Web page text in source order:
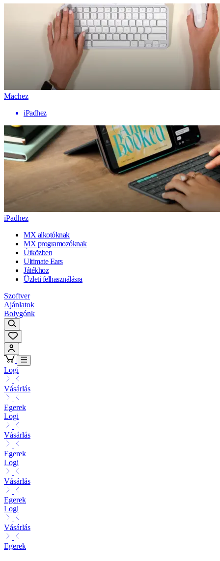
Machez
iPadhez
iPadhez
MX alkotóknak
MX programozóknak
Útközben
Ultimate Ears
Játékhoz
Üzleti felhasználásra
Szoftver
Ajánlatok
Bolygónk
Logi
Vásárlás
Egerek
Logi
Vásárlás
Egerek
Logi
Vásárlás
Egerek
Logi
Vásárlás
Egerek